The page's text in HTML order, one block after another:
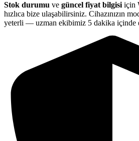
Stok durumu ve güncel fiyat bilgisi için
hızlıca bize ulaşabilirsiniz. Cihazınızın
yeterli — uzman ekibimiz 5 dakika içinde